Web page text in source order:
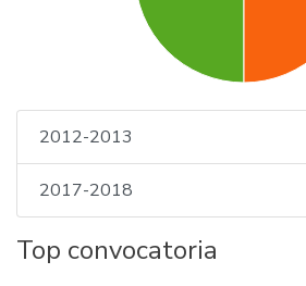
2012-2013
2017-2018
Top convocatoria